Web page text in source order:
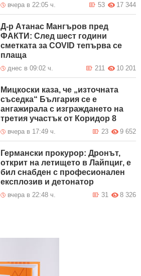
вчера в 22:05 ч. 17 344
53
Д-р Атанас Мангъров пред
ФАКТИ: След шест години
сметката за COVID тепърва се
плаща
днес в 09:02 ч. 10 201
211
Мицкоски каза, че „източната
съседка“ България се е
ангажирала с изграждането на
третия участък от Коридор 8
вчера в 17:49 ч. 9 652
23
Германски прокурор: Дронът,
открит на летището в Лайпциг, е
бил снабден с професионален
експлозив и детонатор
вчера в 22:48 ч. 8 326
31